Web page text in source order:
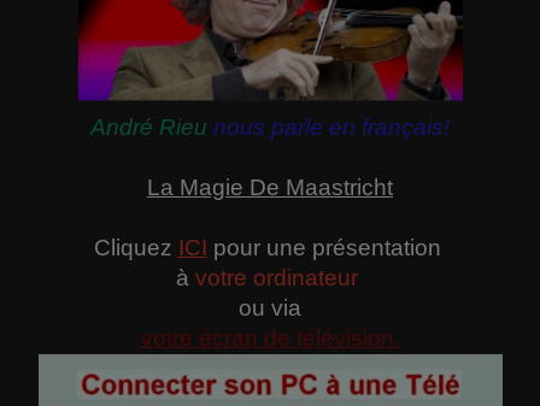
André Rieu nous parle en français!
La Magie De Maastricht
Cliquez ICI pour une présentation
à votre ordinateur
ou via
votre écran de télévision.